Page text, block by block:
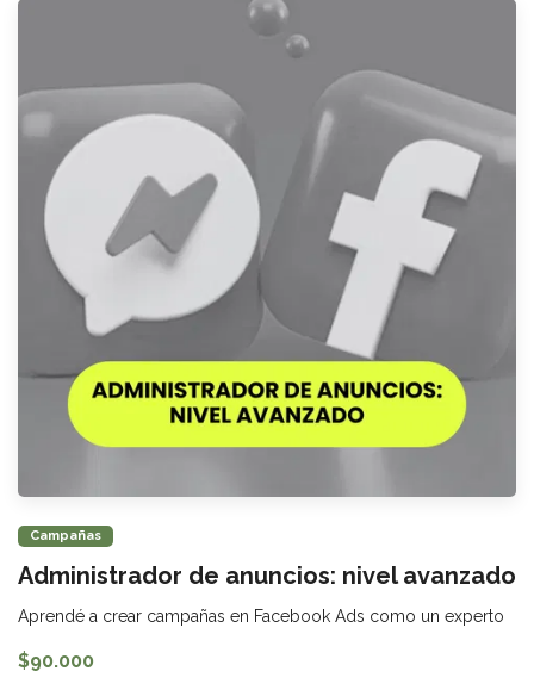
Campañas
Administrador de anuncios: nivel avanzado
Aprendé a crear campañas en Facebook Ads como un experto
$90.000